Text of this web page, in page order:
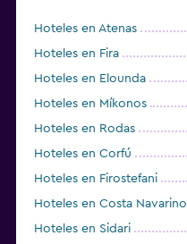
Hoteles en Atenas
Hoteles en Fira
Hoteles en Elounda
Hoteles en Míkonos
Hoteles en Rodas
Hoteles en Corfú
Hoteles en Firostefani
Hoteles en Costa Navarino
Hoteles en Sidari